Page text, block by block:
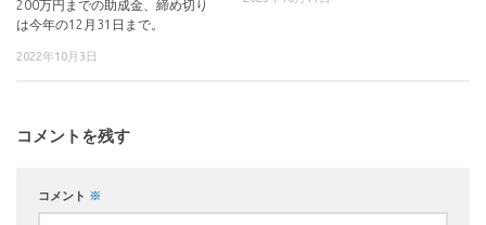
200万円までの助成金、締め切り
は今年の12月31日まで。
2022年10月3日
コメントを残す
コメント ※